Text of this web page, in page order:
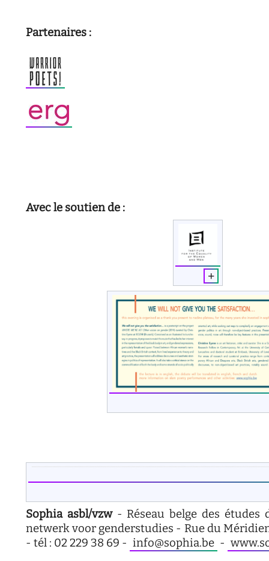
Partenaires :
Avec le soutien de :
Sophia asbl/vzw- Réseau belge des études
netwerk voor genderstudies - Rue du
- tél : 02 229 38 69 - info@sophia.be -